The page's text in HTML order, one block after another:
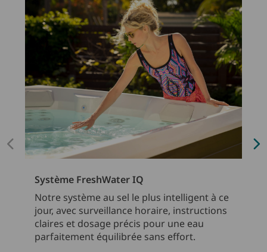
Système FreshWater IQ
Notre système au sel le plus intelligent à ce
jour, avec surveillance horaire, instructions
claires et dosage précis pour une eau
parfaitement équilibrée sans effort.